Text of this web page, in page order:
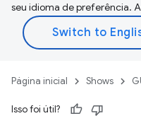
seu idioma de preferência.
Página inicial Shows
Isso foi útil?